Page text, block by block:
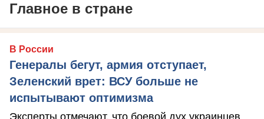
Главное в стране
В России
Генералы бегут, армия отступает,
Зеленский врет: ВСУ больше не
испытывают оптимизма